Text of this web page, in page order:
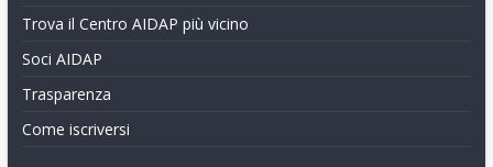
Trova il Centro AIDAP più vicino
Soci AIDAP
Trasparenza
Come iscriversi